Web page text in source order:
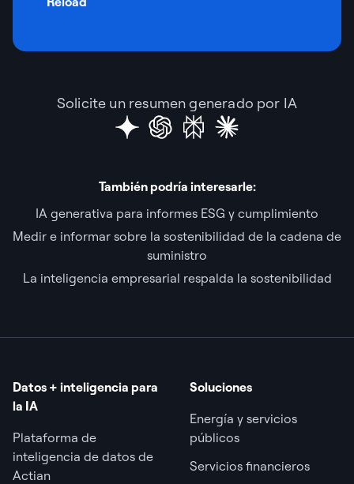
Solicite un resumen generado por IA
También podría interesarle:
IA generativa para informes ESG y cumplimiento
Medir e informar sobre la sostenibilidad de la cadena de
suministro
La inteligencia empresarial respalda la sostenibilidad
Datos + inteligencia para
la IA
Plataforma de
inteligencia de datos de
Actian
Soluciones
Energía y servicios
públicos
Servicios financieros